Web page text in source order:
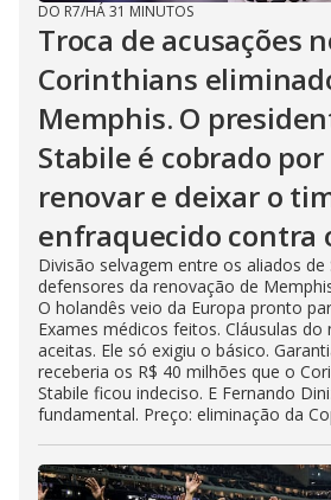
DO R7/HÁ 31 MINUTOS
Troca de acusações
Corinthians
Memphis. O
Stabile é cobrado por
renovar e deixar o
enfraquecido contra
Divisão selvagem entre os aliados de
defensores da renovação de
O holandês veio da Europa pronto
Exames médicos feitos. Cláusulas
aceitas. Ele só exigiu o básico.
receberia os R$ 40 milhões que o
Stabile ficou indeciso. E Fernando
fundamental. Preço: eliminação da